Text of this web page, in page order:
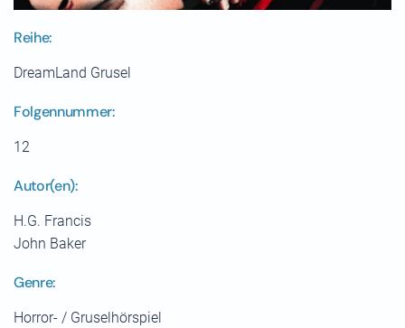
Reihe:
DreamLand Grusel
Folgennummer:
12
Autor(en):
H.G. Francis
John Baker
Genre:
Horror- / Gruselhörspiel